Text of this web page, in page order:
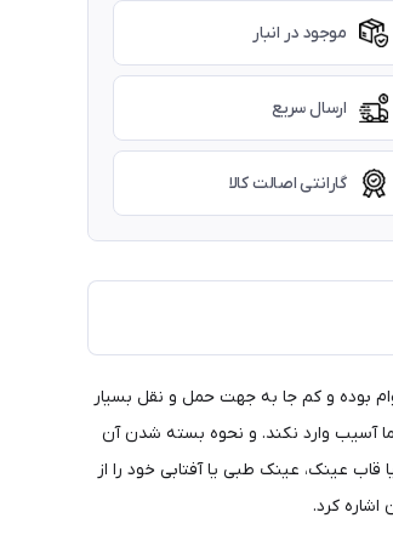
موجود در انبار
ارسال سریع
گارانتی اصالت کالا
بوده و کم جا به جهت حمل و نقل بسیار
آسیب وارد نکند. و نحوه بسته شدن آن
عینک، عینک طبی یا آفتابی خود را از
کرد.